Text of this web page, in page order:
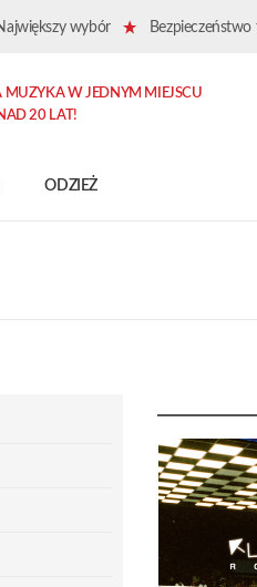
wybór Bezpieczeństwo
ODZIEŻ
MUZYKA W JEDNYM MIEJSCU
20 LAT!